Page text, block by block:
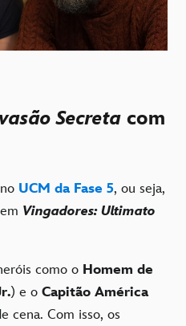
Secreta com
UCM da Fase 5, ou seja,
Vingadores: Ultimato
como o Homem de
) e o Capitão América
cena. Com isso, os